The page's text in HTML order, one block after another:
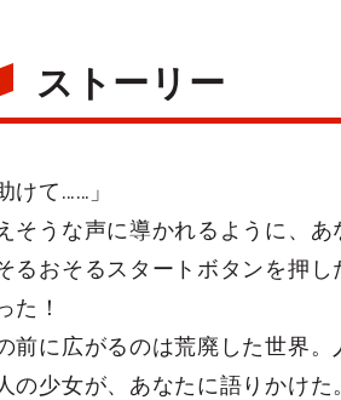
ストーリー
けて……」
そうな声に導かれるように、あ
るおそるスタートボタンを押
た！
前に広がるのは荒廃した世界。
の少女が、あなたに語りかけた